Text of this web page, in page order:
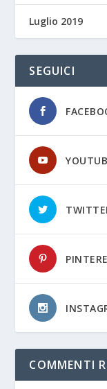
Luglio 2019
SEGUICI
COMMENTI